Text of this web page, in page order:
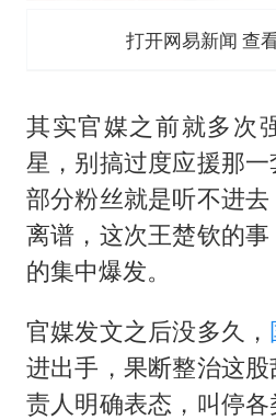
打开网易新闻 查
其实官媒之前就多次
星，别搞过度应援那
部分粉丝就是听不进
离谱，这次王楚钦的
的集中爆发。
官媒发文之后没多久，
进出手，果断整治这
责人明确表态，叫停